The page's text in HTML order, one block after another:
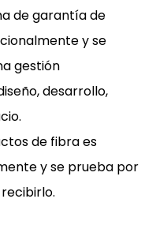
de garantía de
y se
gestión
desarrollo,
de fibra es
y se prueba por